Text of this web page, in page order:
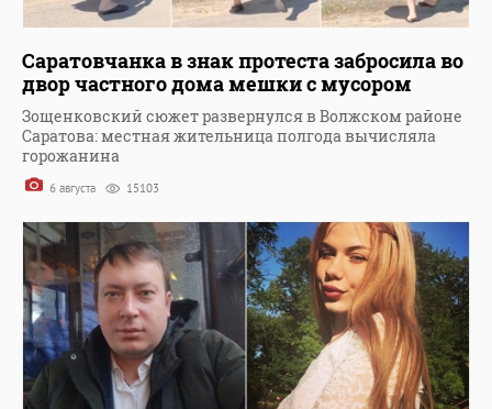
Саратовчанка в знак протеста забросила во
двор частного дома мешки с мусором
Зощенковский сюжет развернулся в Волжском районе
Саратова: местная жительница полгода вычисляла
горожанина
6 августа 15103